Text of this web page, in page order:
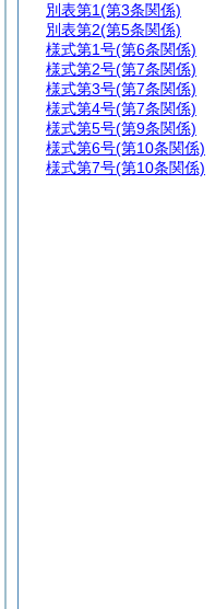
別表第1(第3条関係)
別表第2(第5条関係)
様式第1号(第6条関係)
様式第2号(第7条関係)
様式第3号(第7条関係)
様式第4号(第7条関係)
様式第5号(第9条関係)
様式第6号(第10条関係)
様式第7号(第10条関係)